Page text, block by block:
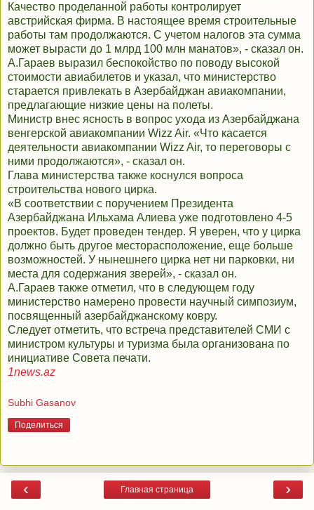
Качество проделанной работы контролирует
австрийская фирма. В настоящее время строительные
работы там продолжаются. С учетом налогов эта сумма
может вырасти до 1 млрд 100 млн манатов», - сказал он.
А.Гараев выразил беспокойство по поводу высокой
стоимости авиабилетов и указал, что министерство
старается привлекать в Азербайджан авиакомпании,
предлагающие низкие цены на полеты.
Министр внес ясность в вопрос ухода из Азербайджана
венгерской авиакомпании Wizz Air. «Что касается
деятельности авиакомпании Wizz Air, то переговоры с
ними продолжаются», - сказал он.
Глава министерства также коснулся вопроса
строительства нового цирка.
«В соответствии с поручением Президента
Азербайджана Ильхама Алиева уже подготовлено 4-5
проектов. Будет проведен тендер. Я уверен, что у цирка
должно быть другое месторасположение, еще больше
возможностей. У нынешнего цирка нет ни парковки, ни
места для содержания зверей», - сказал он.
А.Гараев также отметил, что в следующем году
министерство намерено провести научный симпозиум,
посвященный азербайджанскому ковру.
Следует отметить, что встреча представителей СМИ с
министром культуры и туризма была организована по
инициативе Совета печати.
1news.az
Subhi Gasanov
Поделиться
‹ ›
Главная страница